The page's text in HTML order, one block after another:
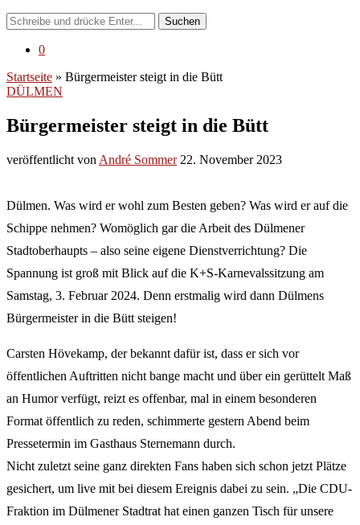
Suchen
0
Startseite » Bürgermeister steigt in die Bütt
DÜLMEN
Bürgermeister steigt in die Bütt
veröffentlicht von André Sommer 22. November 2023
Dülmen. Was wird er wohl zum Besten geben? Was wird er auf die
Schippe nehmen? Womöglich gar die Arbeit des Dülmener
Stadtoberhaupts – also seine eigene Dienstverrichtung? Die
Spannung ist groß mit Blick auf die K+S-Karnevalssitzung am
Samstag, 3. Februar 2024. Denn erstmalig wird dann Dülmens
Bürgermeister in die Bütt steigen!
Carsten Hövekamp, der bekannt dafür ist, dass er sich vor
öffentlichen Auftritten nicht bange macht und über ein gerüttelt Maß
an Humor verfügt, reizt es offenbar, mal in einem besonderen
Format öffentlich zu reden, schimmerte gestern Abend beim
Pressetermin im Gasthaus Sternemann durch.
Nicht zuletzt seine ganz direkten Fans haben sich schon jetzt Plätze
gesichert, um live mit bei diesem Ereignis dabei zu sein. „Die CDU-
Fraktion im Dülmener Stadtrat hat einen ganzen Tisch für unsere